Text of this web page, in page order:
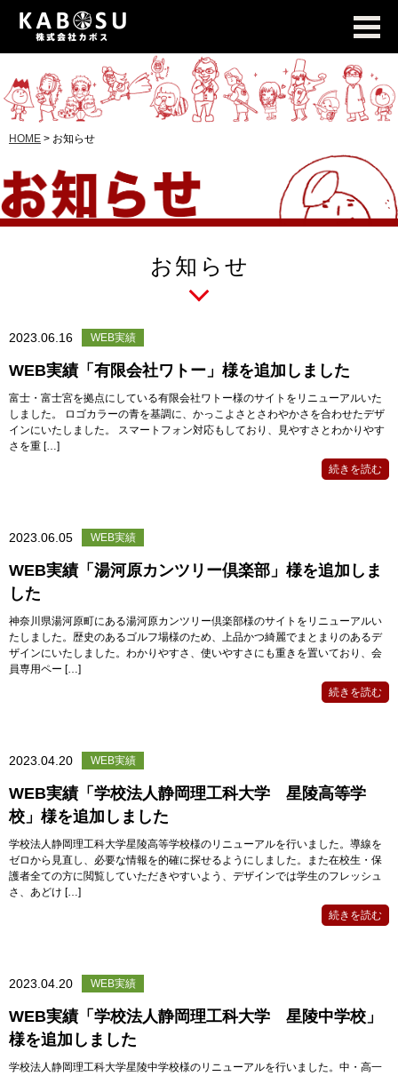
HOME > お知らせ
お知らせ
2023.06.16 WEB実績
WEB実績「有限会社ワトー」様を追加しました
富士・富士宮を拠点にしている有限会社ワトー様のサイトをリニューアルいた
しました。 ロゴカラーの青を基調に、かっこよさとさわやかさを合わせたデザ
インにいたしました。 スマートフォン対応もしており、見やすさとわかりやす
さを重 […]
続きを読む
2023.06.05 WEB実績
WEB実績「湯河原カンツリー倶楽部」様を追加しま
した
神奈川県湯河原町にある湯河原カンツリー倶楽部様のサイトをリニューアルい
たしました。歴史のあるゴルフ場様のため、上品かつ綺麗でまとまりのあるデ
ザインにいたしました。わかりやすさ、使いやすさにも重きを置いており、会
員専用ペー […]
続きを読む
2023.04.20 WEB実績
WEB実績「学校法人静岡理工科大学 星陵高等学
校」様を追加しました
学校法人静岡理工科大学星陵高等学校様のリニューアルを行いました。導線を
ゼロから見直し、必要な情報を的確に探せるようにしました。また在校生・保
護者全ての方に閲覧していただきやすいよう、デザインでは学生のフレッシュ
さ、あどけ […]
続きを読む
2023.04.20 WEB実績
WEB実績「学校法人静岡理工科大学 星陵中学校」
様を追加しました
学校法人静岡理工科大学星陵中学校様のリニューアルを行いました。中・高一